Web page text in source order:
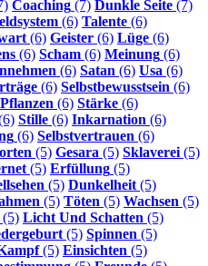
Coaching (7) Dunkle Seite (7)
(6) Talente (6)
(6) Geister (6) Lüge (6)
(6) Scham (6) Meinung (6)
(6) Satan (6) Usa (6)
(6) Selbstbewusstsein (6)
Pflanzen (6) Stärke (6)
Stille (6) Inkarnation (6)
(6) Selbstvertrauen (6)
(5) Gesara (5) Sklaverei(5)
(5) Erfüllung (5)
(5) Dunkelheit(5)
(5) Töten (5) Wachsen (5)
(5) Licht Und Schatten (5)
(5) Spinnen (5)
(5) Einsichten (5)